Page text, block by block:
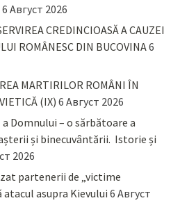
6 Август 2026
CREDINCIOASĂ A CAUZEI
ROMÂNESC DIN BUCOVINA6
MARTIRILOR ROMÂNI ÎN
(IX) 6 Август 2026
Domnului – o sărbătoare a
și binecuvântării. Istorie și
2026
partenerii de „victime
asupra Kievului 6 Август